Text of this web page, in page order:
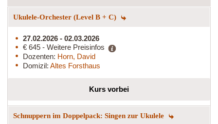
Ukulele-Orchester (Level B + C)
27.02.2026 - 02.03.2026
€ 645 - Weitere Preisinfos
Dozenten: Horn, David
Domizil: Altes Forsthaus
Kurs vorbei
Schnuppern im Doppelpack: Singen zur Ukulele